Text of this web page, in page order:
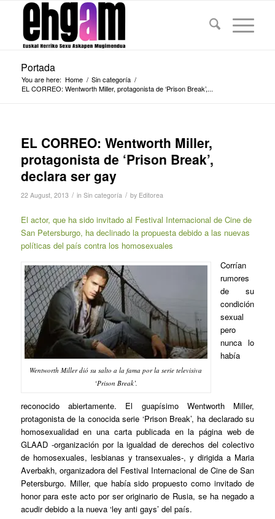
Portada
You are here: Home / Sin categoría /
EL CORREO: Wentworth Miller, protagonista de ‘Prison Break’,...
EL CORREO: Wentworth Miller,
protagonista de ‘Prison Break’,
declara ser gay
22 August, 2013 / in Sin categoría / by Editorea
El actor, que ha sido invitado al Festival Internacional de Cine de
San Petersburgo, ha declinado la propuesta debido a las nuevas
políticas del país contra los homosexuales
Wentworth Miller dió su salto a la fama por la serie televisiva
‘Prison Break’.
Corrían
rumores
de su
condición
sexual
pero
nunca lo
había
reconocido abiertamente. El guapísimo Wentworth Miller,
protagonista de la conocida serie ‘Prison Break’, ha declarado su
homosexualidad en una carta publicada en la página web de
GLAAD -organización por la igualdad de derechos del colectivo
de homosexuales, lesbianas y transexuales-, y dirigida a Maria
Averbakh, organizadora del Festival Internacional de Cine de San
Petersburgo. Miller, que había sido propuesto como invitado de
honor para este acto por ser originario de Rusia, se ha negado a
acudir debido a la nueva ‘ley anti gays’ del país.